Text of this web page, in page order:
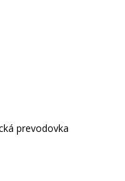
prevodovka